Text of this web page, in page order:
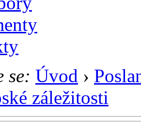
se: Úvod ›
záležitosti